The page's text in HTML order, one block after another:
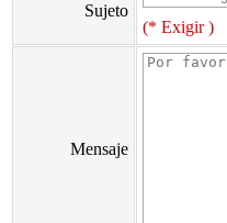
Sujeto
(* Exigir )
Mensaje